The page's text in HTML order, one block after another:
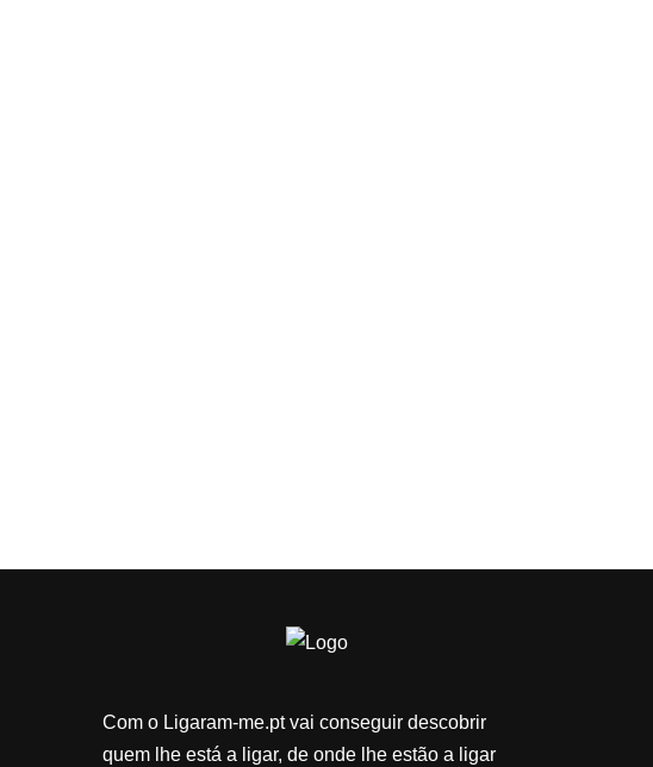
Com o Ligaram-me.pt vai conseguir descobrir
quem lhe está a ligar, de onde lhe estão a ligar